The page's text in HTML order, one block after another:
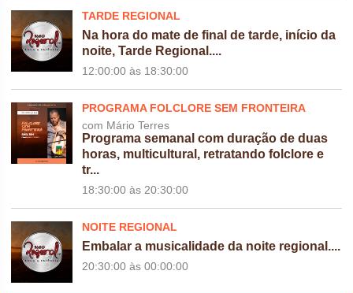
TARDE REGIONAL
Na hora do mate de final de tarde, início da
noite, Tarde Regional....
12:00:00 às 18:30:00
PROGRAMA FOLCLORE SEM FRONTEIRA
com Mário Terres
Programa semanal com duração de duas
horas, multicultural, retratando folclore e
tr...
18:30:00 às 20:30:00
NOITE REGIONAL
Embalar a musicalidade da noite regional....
20:30:00 às 00:00:00